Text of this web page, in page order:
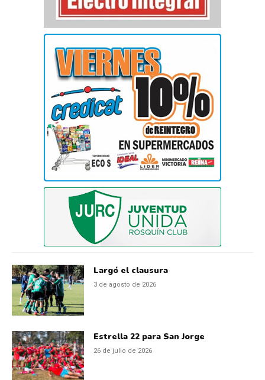
Largó el clausura
3 de agosto de 2026
Estrella 22 para San Jorge
26 de julio de 2026